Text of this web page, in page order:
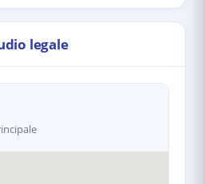
legale